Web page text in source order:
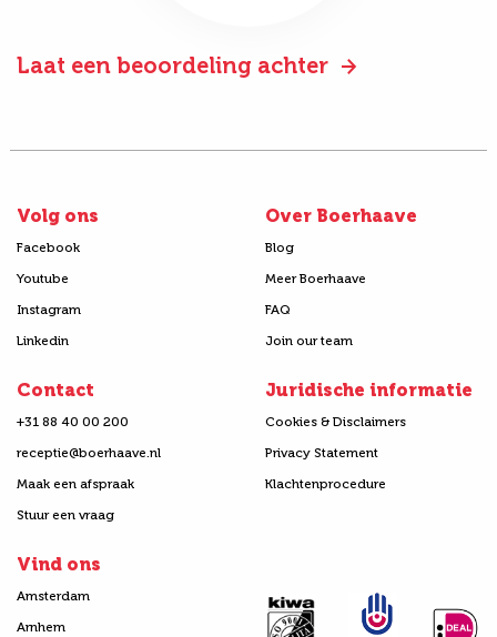
Laat een beoordeling achter
Volg ons
Facebook
Youtube
Instagram
Linkedin
Over Boerhaave
Blog
Meer Boerhaave
FAQ
Join our team
Contact
+31 88 40 00 200
receptie@boerhaave.nl
Maak een afspraak
Stuur een vraag
Juridische informatie
Cookies & Disclaimers
Privacy Statement
Klachtenprocedure
Vind ons
Amsterdam
Arnhem